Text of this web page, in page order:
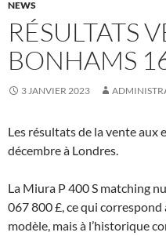
NEWS
RÉSULTATS
BONHAMS
3 JANVIER 2023
Les résultats de la vente aux
décembre à Londres.
La Miura P 400 S matching
067 800 £, ce qui
modèle, mais à l’historique